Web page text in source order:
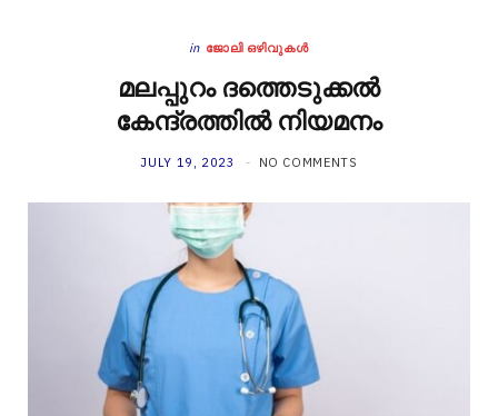
in ജോലി ഒഴിവുകൾ
മലപ്പുറം ദത്തെടുക്കൽ
കേന്ദ്രത്തിൽ നിയമനം
JULY 19, 2023 NO COMMENTS